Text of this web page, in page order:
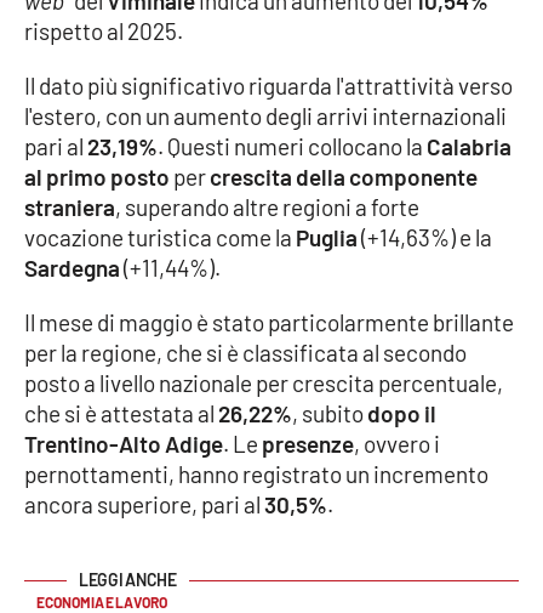
Cultura
Economia e Lavoro
Politica
Sanità
Società
Sport
RUBRICHE
Good Morning Vietnam
Leggendo Alvaro insieme
rispetto al 2025.
Il dato più significativo riguarda l'attrattività verso
l'estero, con un aumento degli arrivi internazionali
pari al 23,19%. Questi numeri collocano la Calabria
al primo posto percrescita della componente
straniera, superando altre regioni a forte
vocazione turistica come la Puglia(+14,63%) e la
Sardegna(+11,44%).
Il mese di maggio è stato particolarmente brillante
per la regione, che si è classificata al secondo
posto a livello nazionale per crescita percentuale,
che si è attestata al 26,22%, subitodopo il
Trentino-Alto Adige. Le presenze, ovvero i
pernottamenti, hanno registrato un incremento
ancora superiore, pari al30,5%.
ECONOMIA E LAVORO